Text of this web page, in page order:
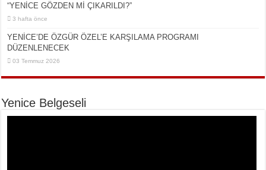
“YENİCE GÖZDEN Mİ ÇIKARILDI?”
3 hafta önce
YENİCE’DE ÖZGÜR ÖZEL’E KARŞILAMA PROGRAMI
DÜZENLENECEK
03 Temmuz 2026
Yenice Belgeseli